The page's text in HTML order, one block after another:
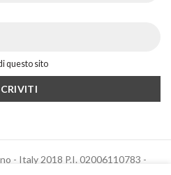
questo sito
- Italy 2018 P.I. 02006110783 -